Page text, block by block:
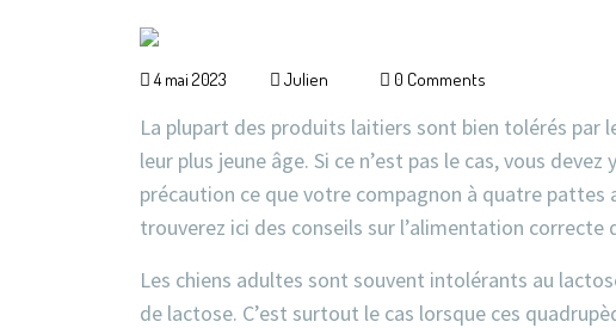
4 mai 2023 Julien 0 Comments
La plupart des produits laitiers sont bien tolérés par
leur plus jeune âge. Si ce n’est pas le cas, vous
précaution ce que votre compagnon à quatre pattes
trouverez ici des conseils sur l’alimentation correcte
Les chiens adultes sont souvent intolérants au
de lactose. C’est surtout le cas lorsque ces